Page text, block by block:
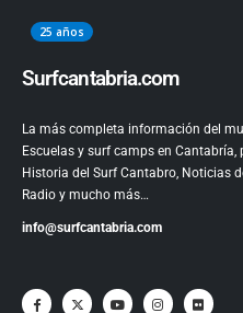
25 años
Surfcantabria.com
La más completa información del
Escuelas y surf camps en Cantabría,
Historia del Surf Cantabro, Noticias
Radio y mucho más…
info@surfcantabria.com